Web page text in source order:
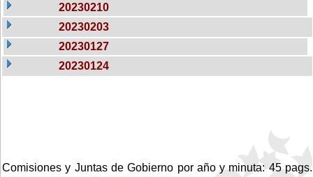
20230210
20230203
20230127
20230124
Comisiones y Juntas de Gobierno por año y minuta: 45 pags.